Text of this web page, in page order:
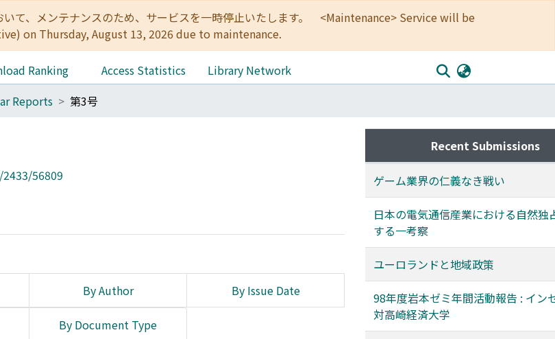
いて、メンテナンスのため、サービスを一時停止いたします。 <Maintenance> Service will be
on Thursday, August 13, 2026 due to maintenance.
Ranking Access Statistics
Library Network
Reports 第3号
56809
By Author By Issue Date
By Document Type
Recent Submissions
ゲーム業界の仁義なき戦い
日本の電気通信産業における自然独
する一考察
ユーロランドと地域政策
98年度岩本ゼミ年間活動報告 : イン
対高崎経済大学